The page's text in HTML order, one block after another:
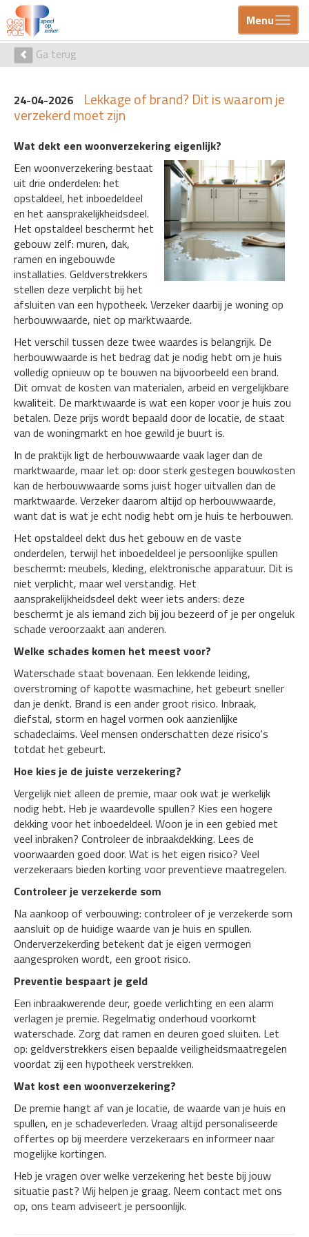
Menu
Ga terug
24-04-2026 Lekkage of brand? Dit is waarom je
verzekerd moet zijn
Wat dekt een woonverzekering eigenlijk?
Een woonverzekering bestaat
uit drie onderdelen: het
opstaldeel, het inboedeldeel
en het aansprakelijkheidsdeel.
Het opstaldeel beschermt het
gebouw zelf: muren, dak,
ramen en ingebouwde
installaties. Geldverstrekkers
stellen deze verplicht bij het
afsluiten van een hypotheek. Verzeker daarbij je woning op
herbouwwaarde, niet op marktwaarde.
Het verschil tussen deze twee waardes is belangrijk. De
herbouwwaarde is het bedrag dat je nodig hebt om je huis
volledig opnieuw op te bouwen na bijvoorbeeld een brand.
Dit omvat de kosten van materialen, arbeid en vergelijkbare
kwaliteit. De marktwaarde is wat een koper voor je huis zou
betalen. Deze prijs wordt bepaald door de locatie, de staat
van de woningmarkt en hoe gewild je buurt is.
In de praktijk ligt de herbouwwaarde vaak lager dan de
marktwaarde, maar let op: door sterk gestegen bouwkosten
kan de herbouwwaarde soms juist hoger uitvallen dan de
marktwaarde. Verzeker daarom altijd op herbouwwaarde,
want dat is wat je echt nodig hebt om je huis te herbouwen.
Het opstaldeel dekt dus het gebouw en de vaste
onderdelen, terwijl het inboedeldeel je persoonlijke spullen
beschermt: meubels, kleding, elektronische apparatuur. Dit is
niet verplicht, maar wel verstandig. Het
aansprakelijkheidsdeel dekt weer iets anders: deze
beschermt je als iemand zich bij jou bezeerd of je per ongeluk
schade veroorzaakt aan anderen.
Welke schades komen het meest voor?
Waterschade staat bovenaan. Een lekkende leiding,
overstroming of kapotte wasmachine, het gebeurt sneller
dan je denkt. Brand is een ander groot risico. Inbraak,
diefstal, storm en hagel vormen ook aanzienlijke
schadeclaims. Veel mensen onderschatten deze risico's
totdat het gebeurt.
Hoe kies je de juiste verzekering?
Vergelijk niet alleen de premie, maar ook wat je werkelijk
nodig hebt. Heb je waardevolle spullen? Kies een hogere
dekking voor het inboedeldeel. Woon je in een gebied met
veel inbraken? Controleer de inbraakdekking. Lees de
voorwaarden goed door. Wat is het eigen risico? Veel
verzekeraars bieden korting voor preventieve maatregelen.
Controleer je verzekerde som
Na aankoop of verbouwing: controleer of je verzekerde som
aansluit op de huidige waarde van je huis en spullen.
Onderverzekerding betekent dat je eigen vermogen
aangesproken wordt, een groot risico.
Preventie bespaart je geld
Een inbraakwerende deur, goede verlichting en een alarm
verlagen je premie. Regelmatig onderhoud voorkomt
waterschade. Zorg dat ramen en deuren goed sluiten. Let
op: geldverstrekkers eisen bepaalde veiligheidsmaatregelen
voordat zij een hypotheek verstrekken.
Wat kost een woonverzekering?
De premie hangt af van je locatie, de waarde van je huis en
spullen, en je schadeverleden. Vraag altijd personaliseerde
offertes op bij meerdere verzekeraars en informeer naar
mogelijke kortingen.
Heb je vragen over welke verzekering het beste bij jouw
situatie past? Wij helpen je graag. Neem contact met ons
op, ons team adviseert je persoonlijk.